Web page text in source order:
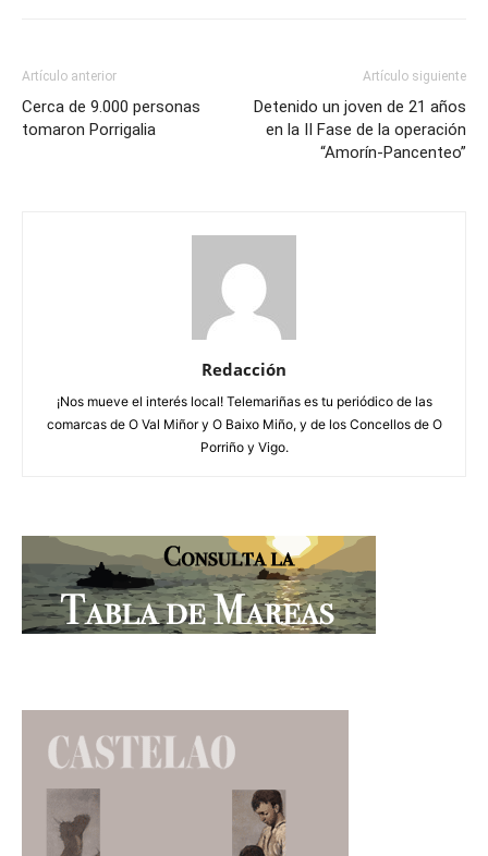
Artículo anterior
Cerca de 9.000 personas
tomaron Porrigalia
Artículo siguiente
Detenido un joven de 21 años
en la II Fase de la operación
“Amorín-Pancenteo”
Redacción
¡Nos mueve el interés local! Telemariñas es tu periódico de las
comarcas de O Val Miñor y O Baixo Miño, y de los Concellos de O
Porriño y Vigo.